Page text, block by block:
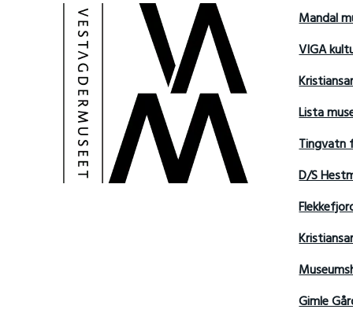
Mandal
VIGA
Lista
Tingvatn
D/S
Gimle